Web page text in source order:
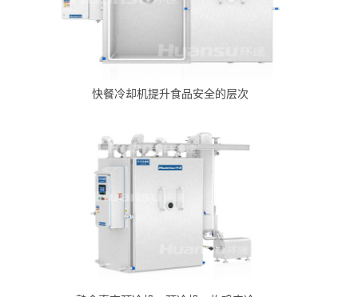
快餐冷却机提升食品安全的层次